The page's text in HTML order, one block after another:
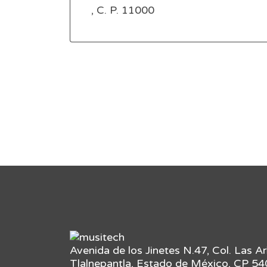
, C. P. 11000
Avenida de los Jinetes N.47, Col. Las
Tlalnepantla, Estado de México, CP